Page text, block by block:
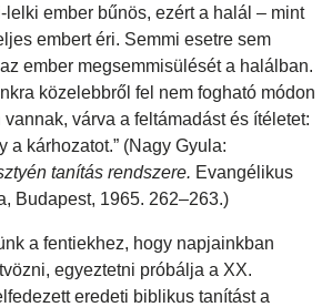
lelki ember bűnös, ezért a halál – mint
embert éri. Semmi esetre sem
ember megsemmisülését a halálban.
közelebbről fel nem fogható módon
várva a feltámadást és ítéletet:
a kárhozatot.” (Nagy Gyula:
tanítás rendszere. Evangélikus
Budapest, 1965. 262–263.)
a fentiekhez, hogy napjainkban
egyeztetni próbálja a XX.
eredeti biblikus tanítást a